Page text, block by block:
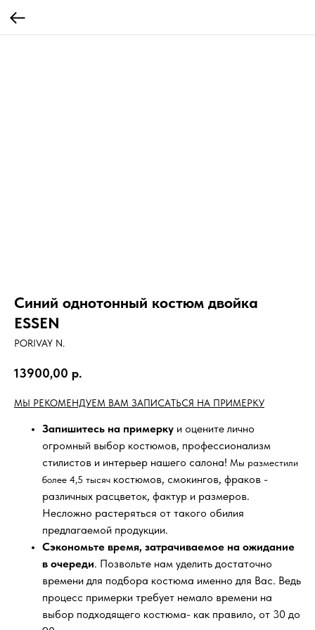
Синий однотонный костюм двойка
ESSEN
PORIVAY N.
13900,00 р.
МЫ РЕКОМЕНДУЕМ ВАМ ЗАПИСАТЬСЯ НА ПРИМЕРКУ
Запишитесь на примерку и оцените лично
огромный выбор костюмов, профессионализм
стилистов и интерьер нашего салона! Мы разместили
более 4,5 тысяч костюмов, смокингов, фраков -
различных расцветок, фактур и размеров.
Несложно растеряться от такого обилия
предлагаемой продукции.
Сэкономьте время, затрачиваемое на ожидание
в очереди. Позвольте нам уделить достаточно
времени для подбора костюма именно для Вас. Ведь
процесс примерки требует немало времени на
выбор подходящего костюма- как правило, от 30 до